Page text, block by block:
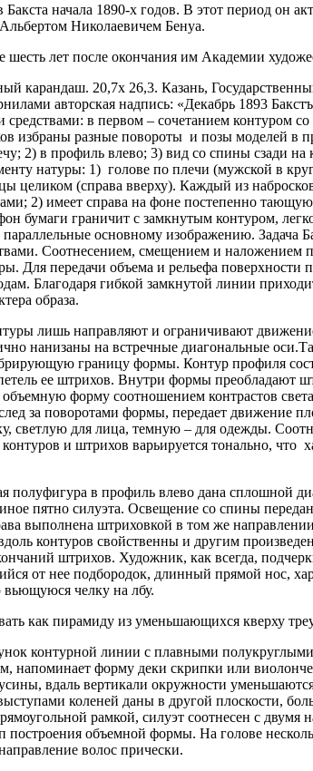
начала 1890-х годов. В этот период он
Николаевичем Бенуа.
шесть лет после окончания им Академии
карандаш. 20,7х 26,3. Казань,
авторская надпись: «Декабрь 1893
в первом – сочетанием контуром
избраны разные повороты и позы моделей в
2) в профиль влево; 3) вид со спины сзади
натуры: 1) голове по плечи (мужской в
целиком (справа вверху). Каждый из
2) имеет справа на фоне постепенно тающую
бумаги граничит с замкнутым контуром,
основному изображению. Задача
Соотнесением, смещением и наложением
Для передачи объема и рельефа поверхности
Благодаря гибкой замкнутой линии
образа.
лишь направляют и ограничивают
нанизаны на встречные диагональные
границу формы. Контур профиля
ее штрихов. Внутри формы преобладают
форму соотношением контрастов
за поворотами формы, передает движение
светлую для лица, темную – для одежды.
и штрихов варьируется тонально, что
полуфигура в профиль влево дана сплошной
пятно силуэта. Освещение со спины
выполнена штриховкой в том же
контуров свойственны и другим
штрихов. Художник, как всегда,
от нее подбородок, длинный прямой нос,
челку на лбу.
как пирамиду из уменьшающихся кверху
контурной линии с плавными
напоминает форму деки скрипки или
вдаль вертикали окружности
коленей даны в другой плоскости,
рамкой, силуэт соотнесен с двумя
объемной формы. На голове
волос прически.